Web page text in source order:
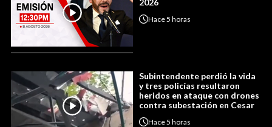
2026
Hace5 horas
Subintendente perdió la vida
y tres policías resultaron
heridos en ataque con drones
contra subestación en Cesar
Hace5 horas